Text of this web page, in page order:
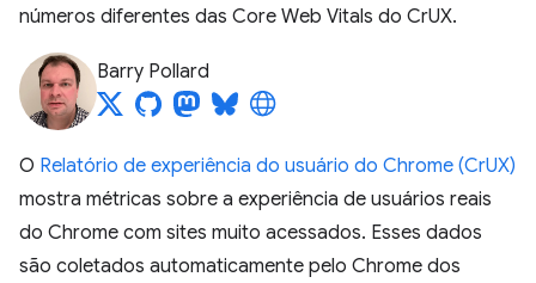
números diferentes das Core Web Vitals do CrUX.
Barry Pollard
O Relatório de experiência do usuário do Chrome (CrUX)
mostra métricas sobre a experiência de usuários reais
do Chrome com sites muito acessados. Esses dados
são coletados automaticamente pelo Chrome dos